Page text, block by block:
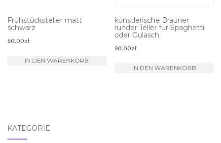
Frühstücksteller matt
schwarz
60.00zł
IN DEN WARENKORB
künstlerische Brauner
runder Teller für Spaghetti
oder Gulasch
90.00zł
IN DEN WARENKORB
KATEGORIE